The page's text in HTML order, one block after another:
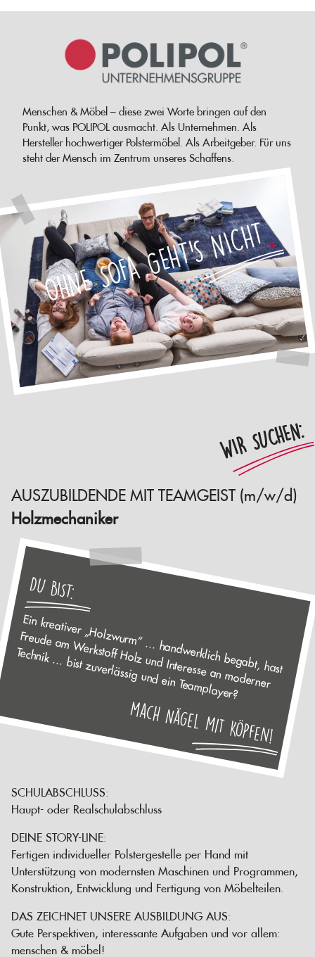
OHNE SOFA GEHT'S NICHT
Menschen & Möbel – diese zwei Worte bringen auf den
Punkt, was POLIPOL ausmacht. Als Unternehmen. Als
Hersteller hochwertiger Polstermöbel. Als Arbeitgeber. Für uns
steht der Mensch im Zentrum unseres Schaffens.
WIR SUCHEN:
AUSZUBILDENDE MIT TEAMGEIST (m/w/d)
Holzmechaniker
DU BIST:
Ein kreativer „H
olzw
urm
“ ... handw
erklich begabt, hast
Freude am
W
erkstoff H
olz und Interesse an m
oderner
Technik ... bist zuverlässig und ein Team
player?
mach Nägel mit Köpfen!
SCHULABSCHLUSS:
Haupt- oder Realschulabschluss
DEINE STORY-LINE:
Fertigen individueller Polstergestelle per Hand mit
Unterstützung von modernsten Maschinen und Programmen,
Konstruktion, Entwicklung und Fertigung von Möbelteilen.
DAS ZEICHNET UNSERE AUSBILDUNG AUS:
Gute Perspektiven, interessante Aufgaben und vor allem:
menschen & möbel!